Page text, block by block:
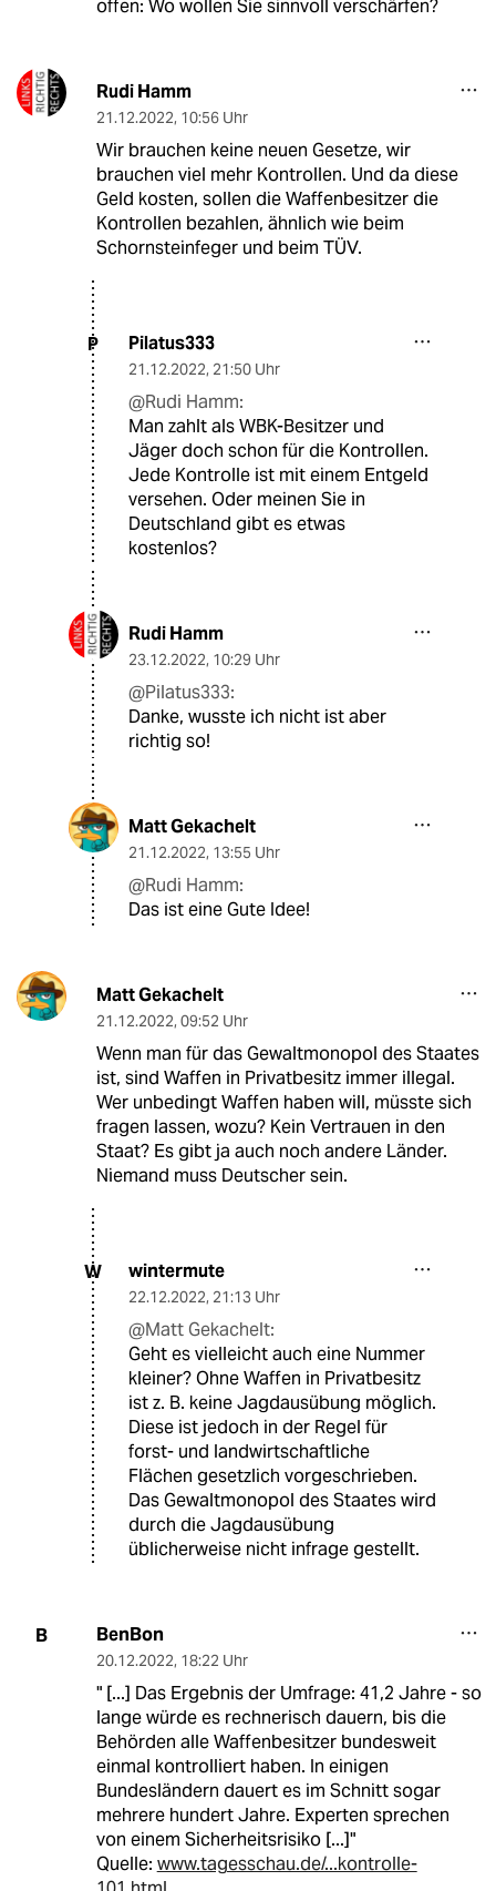
offen: Wo wollen Sie sinnvoll verschärfen?
Rudi Hamm
21.12.2022, 10:56 Uhr
Wir brauchen keine neuen Gesetze, wir
brauchen viel mehr Kontrollen. Und da diese
Geld kosten, sollen die Waffenbesitzer die
Kontrollen bezahlen, ähnlich wie beim
Schornsteinfeger und beim TÜV.
P Pilatus333
21.12.2022, 21:50 Uhr
@Rudi Hamm:
Man zahlt als WBK-Besitzer und
Jäger doch schon für die Kontrollen.
Jede Kontrolle ist mit einem Entgeld
versehen. Oder meinen Sie in
Deutschland gibt es etwas
kostenlos?
Rudi Hamm
23.12.2022, 10:29 Uhr
@Pilatus333:
Danke, wusste ich nicht ist aber
richtig so!
Matt Gekachelt
21.12.2022, 13:55 Uhr
@Rudi Hamm:
Das ist eine Gute Idee!
Matt Gekachelt
21.12.2022, 09:52 Uhr
Wenn man für das Gewaltmonopol des Staates
ist, sind Waffen in Privatbesitz immer illegal.
Wer unbedingt Waffen haben will, müsste sich
fragen lassen, wozu? Kein Vertrauen in den
Staat? Es gibt ja auch noch andere Länder.
Niemand muss Deutscher sein.
W wintermute
22.12.2022, 21:13 Uhr
@Matt Gekachelt:
Geht es vielleicht auch eine Nummer
kleiner? Ohne Waffen in Privatbesitz
ist z. B. keine Jagdausübung möglich.
Diese ist jedoch in der Regel für
forst- und landwirtschaftliche
Flächen gesetzlich vorgeschrieben.
Das Gewaltmonopol des Staates wird
durch die Jagdausübung
üblicherweise nicht infrage gestellt.
B BenBon
20.12.2022, 18:22 Uhr
" [...] Das Ergebnis der Umfrage: 41,2 Jahre - so
lange würde es rechnerisch dauern, bis die
Behörden alle Waffenbesitzer bundesweit
einmal kontrolliert haben. In einigen
Bundesländern dauert es im Schnitt sogar
mehrere hundert Jahre. Experten sprechen
von einem Sicherheitsrisiko [...]"
Quelle: www.tagesschau.de/...kontrolle-